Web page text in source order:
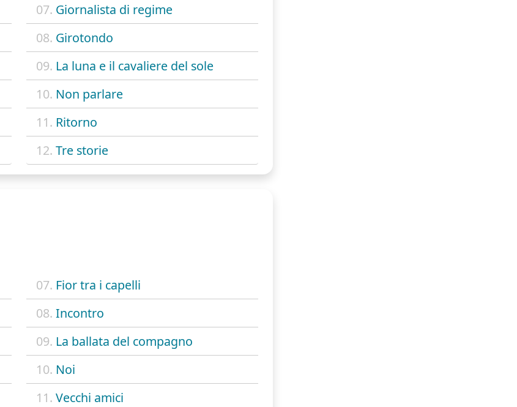
07. Giornalista di regime
08. Girotondo
09. La luna e il cavaliere del sole
10. Non parlare
11. Ritorno
12. Tre storie
07. Fior tra i capelli
08. Incontro
09. La ballata del compagno
10. Noi
11. Vecchi amici